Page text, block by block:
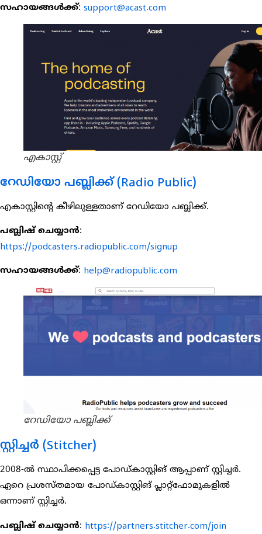
സഹായങ്ങൾക്ക്: support@acast.com
എകാസ്റ്റ്
റേഡിയോ പബ്ലിക്ക് (Radio Public)
എകാസ്റ്റിന്റെ കീഴിലുള്ളതാണ് റേഡിയോ പബ്ലിക്ക്.
പബ്ലിഷ് ചെയ്യാൻ:
https://podcasters.radiopublic.com/signup
സഹായങ്ങൾക്ക്: help@radiopublic.com
റേഡിയോ പബ്ലിക്ക്
സ്റ്റിച്ചർ (Stitcher)
2008-ൽ സ്ഥാപിക്കപ്പെട്ട പോഡ്കാസ്റ്റിങ് ആപ്പാണ് സ്റ്റിച്ചർ.
ഏറെ പ്രശസ്തമായ പോഡ്കാസ്റ്റിങ് പ്ലാറ്റ്‌ഫോമുകളിൽ
ഒന്നാണ് സ്റ്റിച്ചർ.
പബ്ലിഷ് ചെയ്യാൻ: https://partners.stitcher.com/join